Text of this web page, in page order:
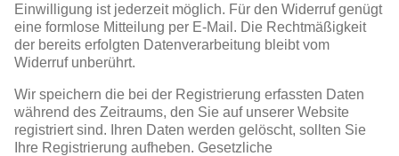
Einwilligung ist jederzeit möglich. Für den Widerruf genügt
eine formlose Mitteilung per E-Mail. Die Rechtmäßigkeit
der bereits erfolgten Datenverarbeitung bleibt vom
Widerruf unberührt.
Wir speichern die bei der Registrierung erfassten Daten
während des Zeitraums, den Sie auf unserer Website
registriert sind. Ihren Daten werden gelöscht, sollten Sie
Ihre Registrierung aufheben. Gesetzliche